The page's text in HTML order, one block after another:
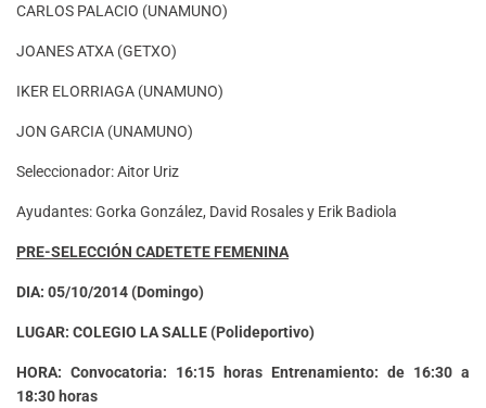
CARLOS PALACIO (UNAMUNO)
JOANES ATXA (GETXO)
IKER ELORRIAGA (UNAMUNO)
JON GARCIA (UNAMUNO)
Seleccionador: Aitor Uriz
Ayudantes: Gorka González, David Rosales y Erik Badiola
PRE-SELECCIÓN CADETETE FEMENINA
DIA: 05/10/2014 (Domingo)
LUGAR: COLEGIO LA SALLE (Polideportivo)
HORA: Convocatoria: 16:15 horas Entrenamiento: de 16:30 a
18:30 horas